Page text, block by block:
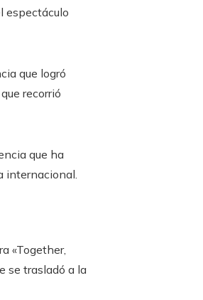
espectáculo
que logró
recorrió
que ha
internacional.
«Together,
se trasladó a la